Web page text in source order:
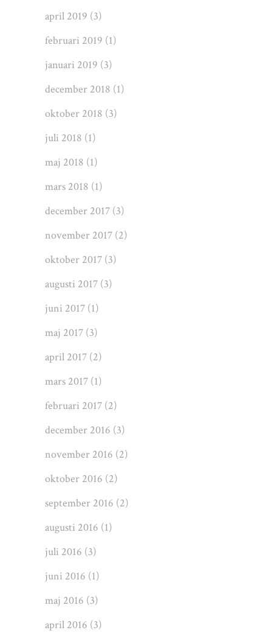
april 2019 (3)
februari 2019 (1)
januari 2019 (3)
december 2018 (1)
oktober 2018 (3)
juli 2018 (1)
maj 2018 (1)
mars 2018 (1)
december 2017 (3)
november 2017 (2)
oktober 2017 (3)
augusti 2017 (3)
juni 2017 (1)
maj 2017 (3)
april 2017 (2)
mars 2017 (1)
februari 2017 (2)
december 2016 (3)
november 2016 (2)
oktober 2016 (2)
september 2016 (2)
augusti 2016 (1)
juli 2016 (3)
juni 2016 (1)
maj 2016 (3)
april 2016 (3)